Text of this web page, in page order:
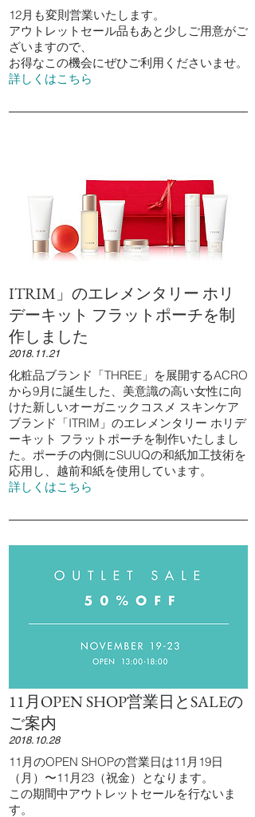
12月も変則営業いたします。
アウトレットセール品もあと少しご用意がご
ざいますので、
お得なこの機会にぜひご利用くださいませ。
詳しくはこちら
ITRIM」のエレメンタリー ホリ
デーキット フラットポーチを制
作しました
2018.11.21
化粧品ブランド「THREE」を展開するACRO
から9月に誕生した、美意識の高い女性に向
けた新しいオーガニックコスメ スキンケア
ブランド「ITRIM」のエレメンタリー ホリデ
ーキット フラットポーチを制作いたしまし
た。ポーチの内側にSUUQの和紙加工技術を
応用し、越前和紙を使用しています。
詳しくはこちら
11月OPEN SHOP営業日とSALEの
ご案内
2018.10.28
11月のOPEN SHOPの営業日は11月19日
（月）〜11月23（祝金）となります。
この期間中アウトレットセールを行ないま
す。